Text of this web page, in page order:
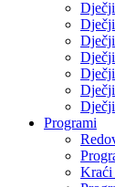
Programi
Kraći